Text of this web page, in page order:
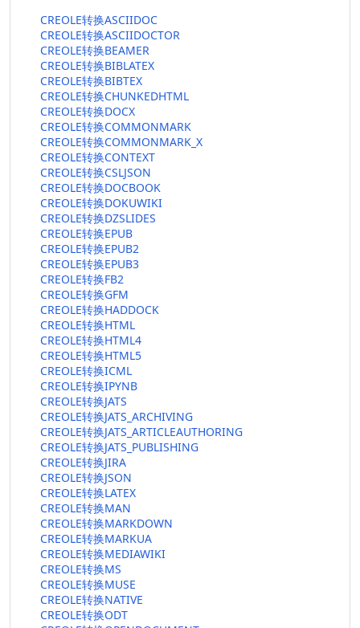
CREOLE转换ASCIIDOC
CREOLE转换ASCIIDOCTOR
CREOLE转换BEAMER
CREOLE转换BIBLATEX
CREOLE转换BIBTEX
CREOLE转换CHUNKEDHTML
CREOLE转换DOCX
CREOLE转换COMMONMARK
CREOLE转换COMMONMARK_X
CREOLE转换CONTEXT
CREOLE转换CSLJSON
CREOLE转换DOCBOOK
CREOLE转换DOKUWIKI
CREOLE转换DZSLIDES
CREOLE转换EPUB
CREOLE转换EPUB2
CREOLE转换EPUB3
CREOLE转换FB2
CREOLE转换GFM
CREOLE转换HADDOCK
CREOLE转换HTML
CREOLE转换HTML4
CREOLE转换HTML5
CREOLE转换ICML
CREOLE转换IPYNB
CREOLE转换JATS
CREOLE转换JATS_ARCHIVING
CREOLE转换JATS_ARTICLEAUTHORING
CREOLE转换JATS_PUBLISHING
CREOLE转换JIRA
CREOLE转换JSON
CREOLE转换LATEX
CREOLE转换MAN
CREOLE转换MARKDOWN
CREOLE转换MARKUA
CREOLE转换MEDIAWIKI
CREOLE转换MS
CREOLE转换MUSE
CREOLE转换NATIVE
CREOLE转换ODT